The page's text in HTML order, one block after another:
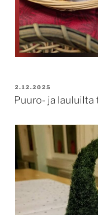
JULKAISTU
2.12.2025
Puuro- ja lauluilta